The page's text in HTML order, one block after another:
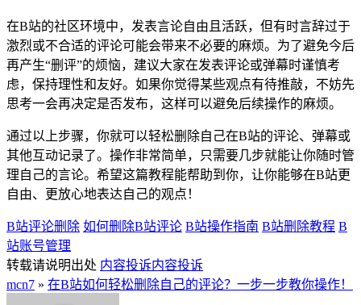
在B站的社区环境中，发表言论自由且活跃，但有时言辞过于
激烈或不合适的评论可能会带来不必要的麻烦。为了避免今后
再产生“删评”的烦恼，建议大家在发表评论或弹幕时谨慎考
虑，保持理性和友好。如果你觉得某些观点有待推敲，不妨先
思考一会再决定是否发布，这样可以避免后续操作的麻烦。
通过以上步骤，你就可以轻松删除自己在B站的评论、弹幕或
其他互动记录了。操作非常简单，只需要几步就能让你随时管
理自己的言论。希望这篇教程能帮助到你，让你能够在B站更
自由、更放心地表达自己的观点！
B站评论删除 如何删除B站评论 B站操作指南 B站删除教程 B
站账号管理
转载请说明出处 内容投诉内容投诉
mcn7 » 在B站如何轻松删除自己的评论？一步一步教你操作！